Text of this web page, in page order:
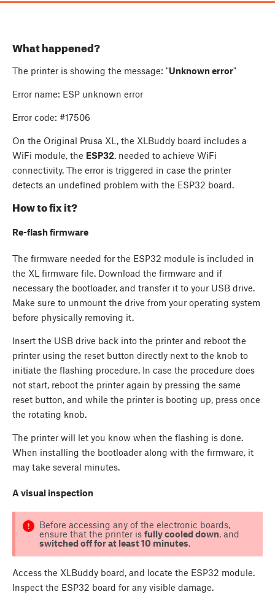
What happened?
The printer is showing the message: "Unknown error"
Error name: ESP unknown error
Error code: #17506
On the Original Prusa XL, the XLBuddy board includes a
WiFi module, the ESP32. needed to achieve WiFi
connectivity. The error is triggered in case the printer
detects an undefined problem with the ESP32 board.
How to fix it?
Re-flash firmware
The firmware needed for the ESP32 module is included in
the XL firmware file. Download the firmware and if
necessary the bootloader, and transfer it to your USB drive.
Make sure to unmount the drive from your operating system
before physically removing it.
Insert the USB drive back into the printer and reboot the
printer using the reset button directly next to the knob to
initiate the flashing procedure. In case the procedure does
not start, reboot the printer again by pressing the same
reset button, and while the printer is booting up, press once
the rotating knob.
The printer will let you know when the flashing is done.
When installing the bootloader along with the firmware, it
may take several minutes.
A visual inspection
Before accessing any of the electronic boards,
ensure that the printer is fully cooled down, and
switched off for at least 10 minutes.
Access the XLBuddy board, and locate the ESP32 module.
Inspect the ESP32 board for any visible damage.